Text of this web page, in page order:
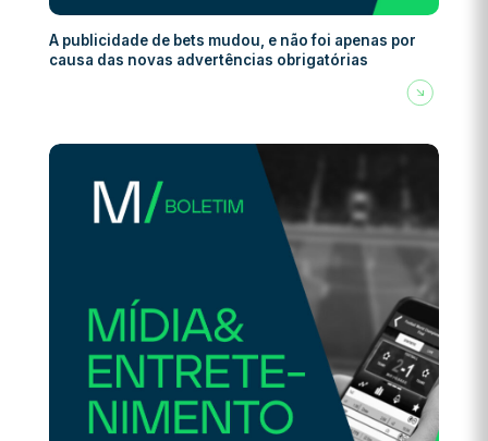
A publicidade de bets mudou, e não foi apenas por
causa das novas advertências obrigatórias